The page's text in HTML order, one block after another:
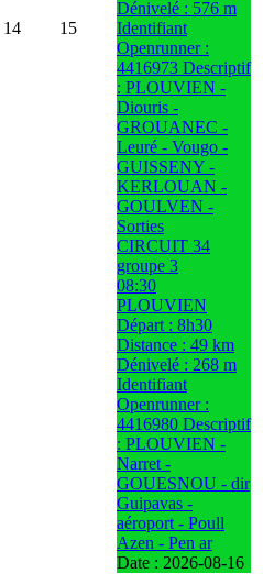
14 15
Dénivelé : 576 m
Identifiant
Openrunner :
4416973 Descriptif
: PLOUVIEN -
Diouris -
GROUANEC -
Leuré - Vougo -
GUISSENY -
KERLOUAN -
GOULVEN -
Sorties
CIRCUIT 34
groupe 3
08:30
PLOUVIEN
Départ : 8h30
Distance : 49 km
Dénivelé : 268 m
Identifiant
Openrunner :
4416980 Descriptif
: PLOUVIEN -
Narret -
GOUESNOU - dir
Guipavas -
aéroport - Poull
Azen - Pen ar
Date : 2026-08-16